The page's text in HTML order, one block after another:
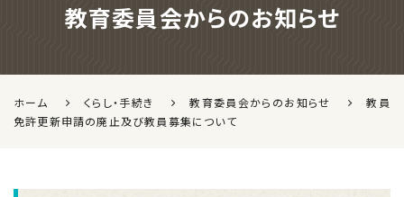
教育委員会からのお知らせ
ホーム くらし・手続き 教育委員会からのお知らせ
教員
免許更新申請の廃止及び教員募集について